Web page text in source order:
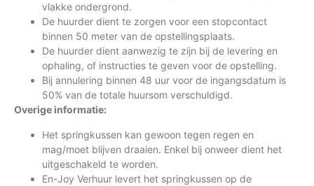
vlakke ondergrond.
De huurder dient te zorgen voor een stopcontact
binnen 50 meter van de opstellingsplaats.
De huurder dient aanwezig te zijn bij de levering en
ophaling, of instructies te geven voor de opstelling.
Bij annulering binnen 48 uur voor de ingangsdatum is
50% van de totale huursom verschuldigd.
Overige informatie:
Het springkussen kan gewoon tegen regen en
mag/moet blijven draaien. Enkel bij onweer dient het
uitgeschakeld te worden.
En-Joy Verhuur levert het springkussen op de